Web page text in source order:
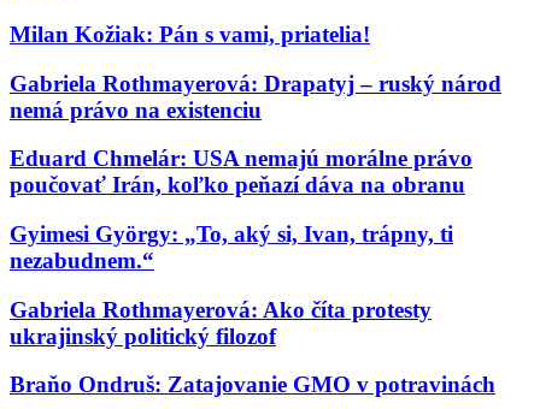
Milan Kožiak: Pán s vami, priatelia!
Gabriela Rothmayerová: Drapatyj – ruský národ
nemá právo na existenciu
Eduard Chmelár: USA nemajú morálne právo
poučovať Irán, koľko peňazí dáva na obranu
Gyimesi György: „To, aký si, Ivan, trápny, ti
nezabudnem.“
Gabriela Rothmayerová: Ako číta protesty
ukrajinský politický filozof
Braňo Ondruš: Zatajovanie GMO v potravinách